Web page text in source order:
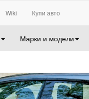
Wiki Купи авто
Марки и модели